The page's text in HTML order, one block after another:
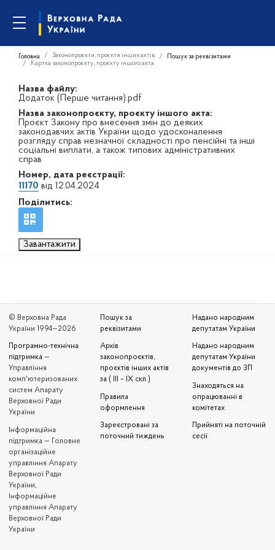
Головна Законопроєкти, проєкти інших актів
Пошук за реквізитами
Картка законопроєкту, проєкту іншого акта
Назва файлу:
Додаток (Перше читання).pdf
Назва законопроєкту, проєкту іншого акта:
Проєкт Закону про внесення змін до деяких
законодавчих актів України щодо удосконалення
розгляду справ незначної складності про пенсійні та інші
соціальні виплати, а також типових адміністративних
справ
Номер, дата реєстрації:
11170 від 12.04.2024
Поділитись:
Завантажити
© Верховна Рада
України 1994—2026
Програмно-технічна
підтримка —
Управління
комп'ютеризованих
систем Апарату
Верховної Ради
України
Iнформаційна
підтримка — Головне
організаційне
управління Апарату
Верховної Ради
України,
Інформаційне
управління Апарату
Верховної Ради
України
Пошук за
реквізитами
Архів
законопроєктів,
проєктів інших актів
за ( III – IX скл.)
Правила
оформлення
Зареєстровані за
поточний тиждень
Надано народним
депутатам України
Надано народним
депутатам України
документів до ЗП
Знаходяться на
опрацюванні в
комітетах
Прийняті на поточній
сесії